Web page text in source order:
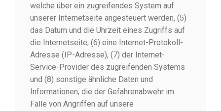
welche über ein zugreifendes System auf
unserer Internetseite angesteuert werden, (5)
das Datum und die Uhrzeit eines Zugriffs auf
die Internetseite, (6) eine Internet-Protokoll-
Adresse (IP-Adresse), (7) der Internet-
Service-Provider des zugreifenden Systems
und (8) sonstige ähnliche Daten und
Informationen, die der Gefahrenabwehr im
Falle von Angriffen auf unsere